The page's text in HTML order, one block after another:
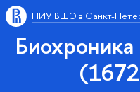
НИУ ВШЭ в Санкт-